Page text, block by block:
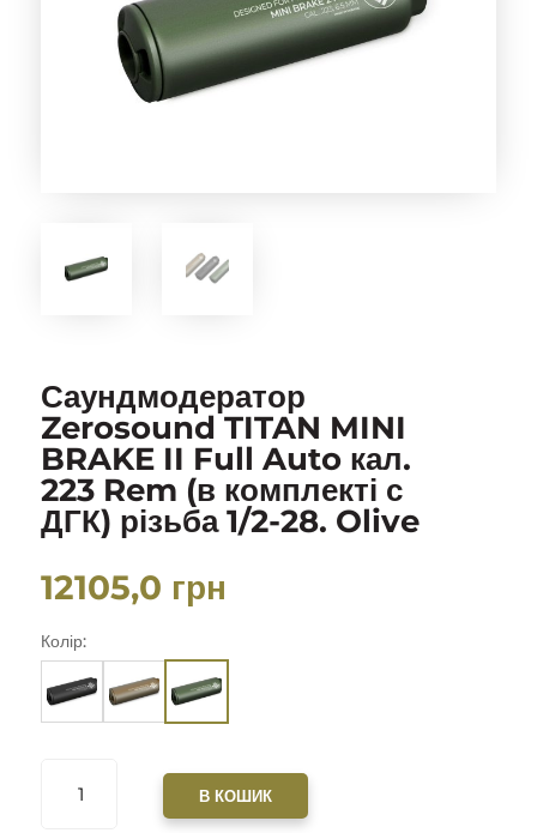
Саундмодератор
Zerosound TITAN MINI
BRAKE II Full Auto кал.
223 Rem (в комплекті с
ДГК) різьба 1/2-28. Olive
12105,0 грн
Колір:
ZEROSOUND
В КОШИК